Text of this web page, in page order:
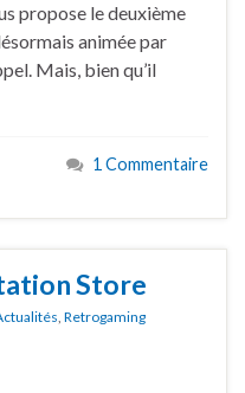
propose le deuxième
animée par
Mais, bien qu’il
1 Commentaire
Store
Retrogaming